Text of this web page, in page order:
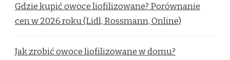
Gdzie kupić owoce liofilizowane? Porównanie
cen w 2026 roku (Lidl, Rossmann, Online)
Jak zrobić owoce liofilizowane w domu?